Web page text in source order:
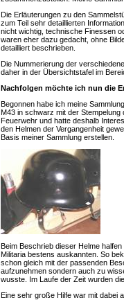
Die Erläuterungen zu den
zum Teil sehr detaillierten
nicht wichtig, technische Finessen
waren eher dazu gedacht, ohne
detailliert beschrieben.
Die Nummerierung der
daher in der Übersichtstafel im
Nachfolgen möchte ich nun die
Begonnen habe ich meine
M43 in schwarz mit der Stempelung
Feuerwehr und hatte deshalb
den Helmen der Vergangenheit
Basis meiner Sammlung erstellen.
Beim Beschrieb dieser Helme
Militaria bestens auskannten. So
schon gleich mit der passenden
aufzunehmen sondern auch zu
wusste. Im Laufe der Zeit wurden
Eine sehr große Hilfe war mit dabei